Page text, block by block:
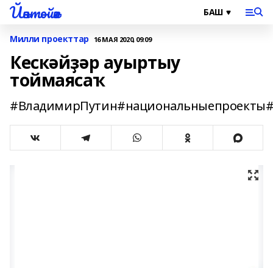
Йәнтөйәк
Милли проекттар 16 МАЯ 2020, 09:09
Кескәйҙәр ауыртыу
тоймаясаҡ